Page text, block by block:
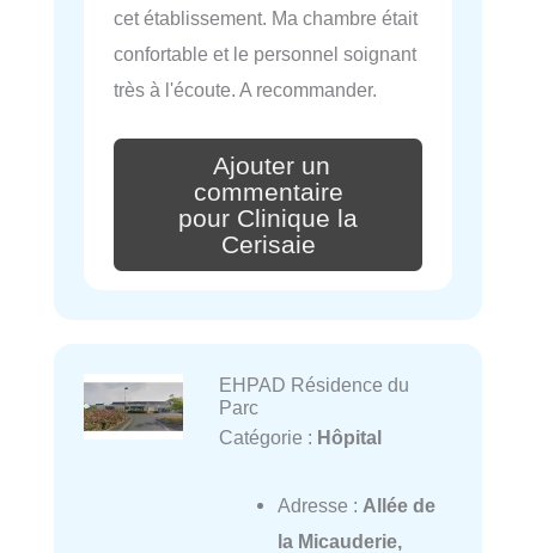
cet établissement. Ma chambre était
confortable et le personnel soignant
très à l'écoute. A recommander.
Ajouter un
commentaire
pour Clinique la
Cerisaie
EHPAD Résidence du
Parc
Catégorie : Hôpital
Adresse : Allée de
la Micauderie,